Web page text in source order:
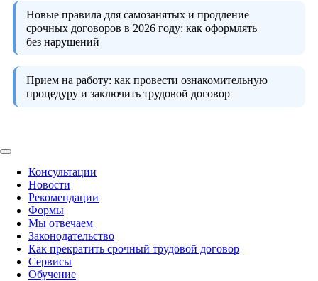
Новые правила для самозанятых и продление
срочных договоров в 2026 году: как оформлять
без нарушений
Прием на работу: как провести ознакомительную
процедуру и заключить трудовой договор
Консультации
Новости
Рекомендации
Формы
Мы отвечаем
Законодательство
Как прекратить срочный трудовой договор
Сервисы
Обучение